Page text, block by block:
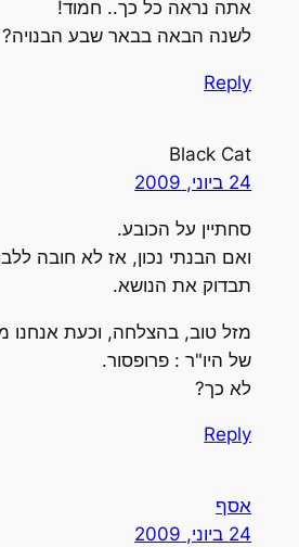
אתה נראה כל כך.. חמוד!
לשנה הבאה בבאר שבע הבנויה?
Reply
Black Cat
24 ביוני, 2009
סחתיין על הכובע.
ואם הבנתי נכון, אז לא חובה
תבדוק את הנושא.
מזל טוב, בהצלחה, וכעת אנחנו
של היו"ר : פרופסור.
לא כך?
Reply
אסף
24 ביוני, 2009